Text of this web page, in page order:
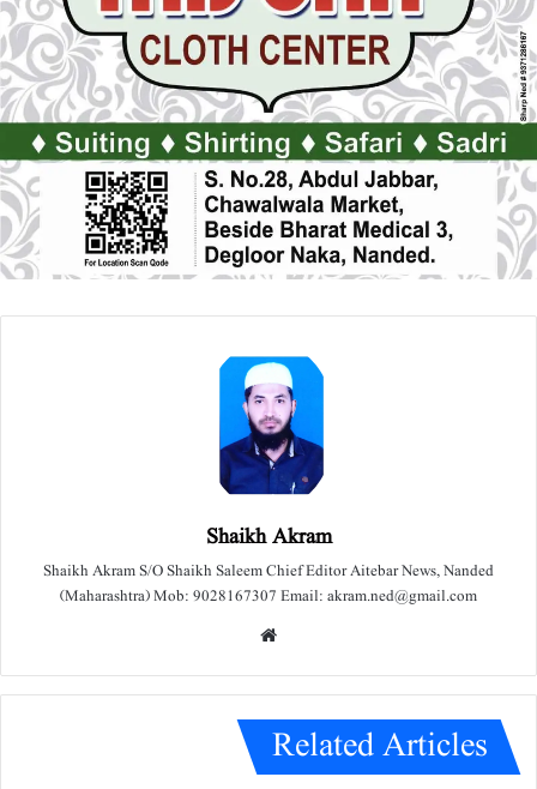
Shaikh Akram
Shaikh Akram S/O Shaikh Saleem Chief Editor Aitebar News, Nanded
(Maharashtra) Mob: 9028167307 Email: akram.ned@gmail.com
e
Related Articles